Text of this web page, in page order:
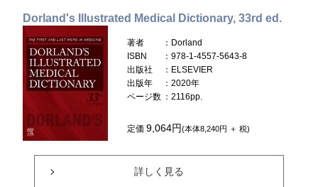
Dorland's Illustrated Medical Dictionary, 33rd ed.
著者
：Dorland
ISBN
：978-1-4557-5643-8
出版社
：ELSEVIER
出版年
：2020年
ページ数 ：2116pp.
定価9,064円(本体8,240円 ＋ 税)
詳しく見る